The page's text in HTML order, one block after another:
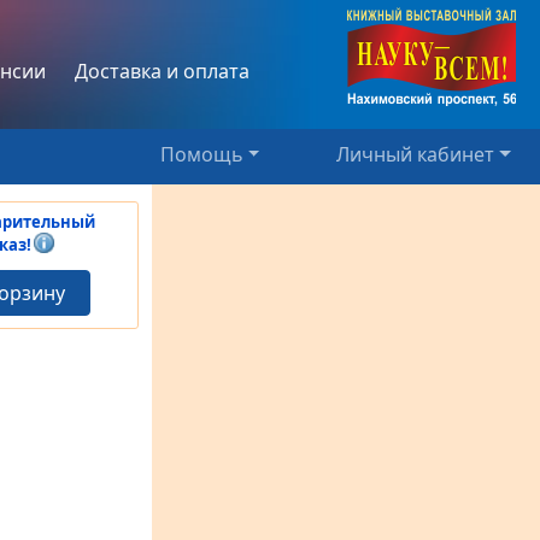
Доставка и оплата
Помощь Личный кабинет